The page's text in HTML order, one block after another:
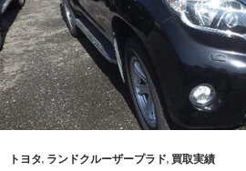
トヨタ, ランドクルーザープラド, 買取実績